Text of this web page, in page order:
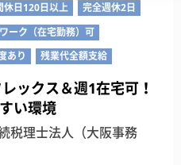
休日120日以上
完全週休2日
ーク（在宅勤務）可
あり 残業代全額支給
ックス＆週1在宅可！
い環境
税理士法人（大阪事務